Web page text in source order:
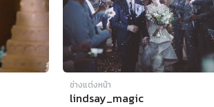
ช่างแต่งหน้า
lindsay_magic